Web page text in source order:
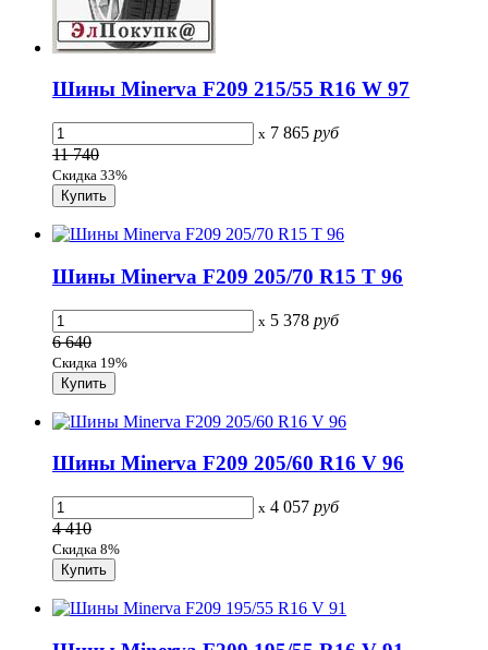
Шины Minerva F209 215/55 R16 W 97
x 7 865 руб
11 740
Скидка 33%
Шины Minerva F209 205/70 R15 T 96
x 5 378 руб
6 640
Скидка 19%
Шины Minerva F209 205/60 R16 V 96
x 4 057 руб
4 410
Скидка 8%